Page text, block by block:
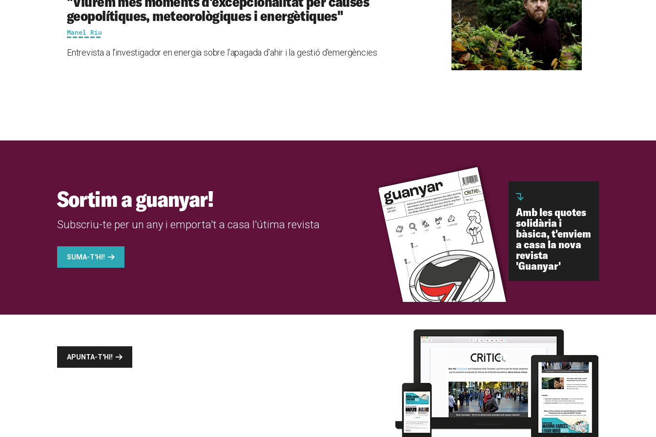
geopolítiques, meteorològiques i energètiques"
Manel Riu
Entrevista a l'investigador en energia sobre l'apagada d'ahir i la gestió d'emergències
Sortim a guanyar!
Subscriu-te per un any i emporta't a casa l'útima revista
SUMA-T'HI!
Amb les quotes
solidària i
bàsica, t'enviem
a casa la nova
revista
'Guanyar'
APUNTA-T'HI!